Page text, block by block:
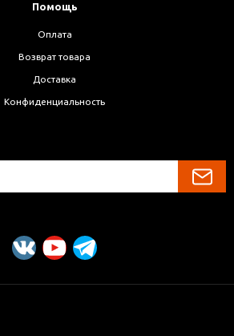
Помощь
Оплата
Возврат товара
Доставка
Конфиденциальность